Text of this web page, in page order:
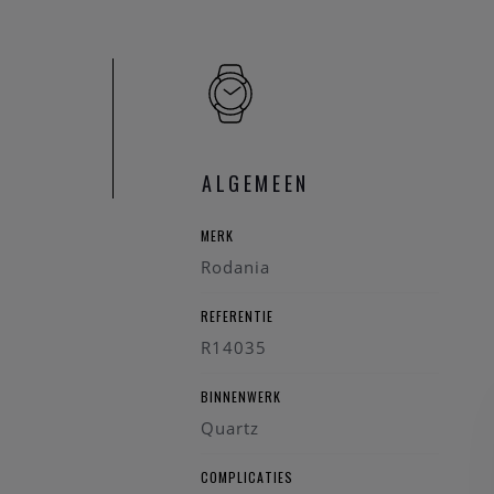
elegantie en
ALGEMEEN
MERK
Rodania
REFERENTIE
R14035
BINNENWERK
Quartz
COMPLICATIES